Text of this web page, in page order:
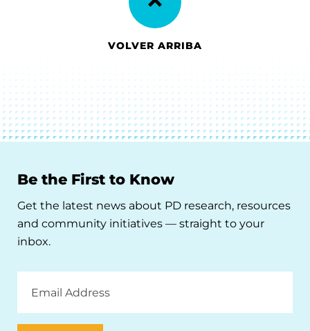
VOLVER ARRIBA
Be the First to Know
Get the latest news about PD research, resources
and community initiatives — straight to your
inbox.
Address